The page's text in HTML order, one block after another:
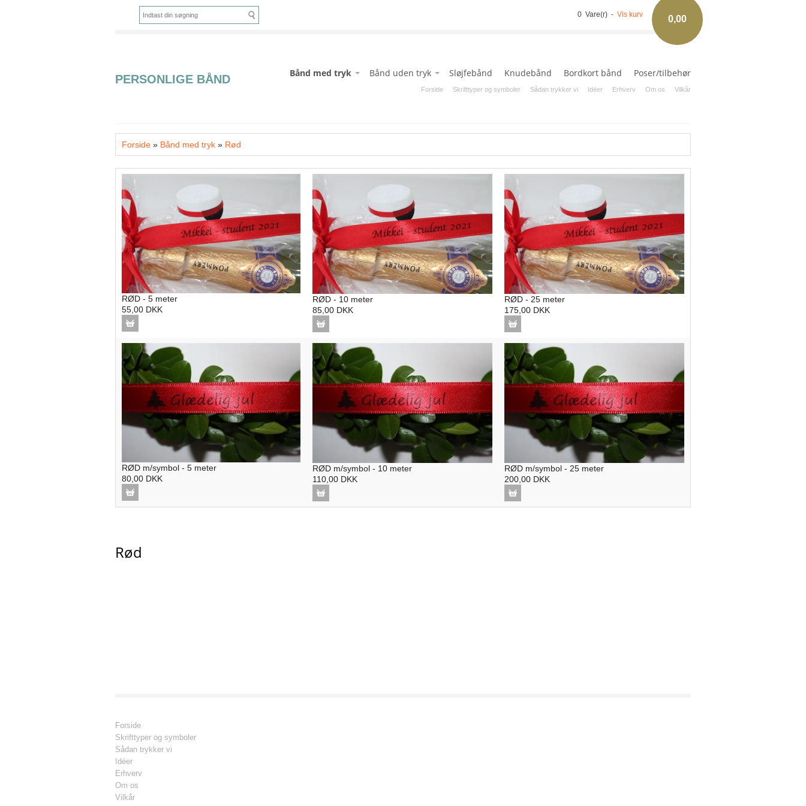
0 Vare(r) - Vis kurv 0,00
PERSONLIGE BÅND
Bånd med tryk
Kobber
Latte
Lime
Lys lilla
Lyseblå
Lyserød
Sølv
Turkis
Bånd uden tryk
Latte
Lime
Lys lilla
Lyseblå
Lyserød
Rød
Sand
Sort
Sølv
Turkis
Sløjfebånd Knudebånd Bordkort bånd Poser/tilbehør
Forside Skrifttyper og symboler Sådan trykker vi Idéer Erhverv Om os Vilkår
Forside» Bånd med tryk» Rød
RØD - 5 meter
55,00 DKK
RØD - 10 meter
85,00 DKK
RØD - 25 meter
175,00 DKK
RØD m/symbol - 5 meter
80,00 DKK
RØD m/symbol - 10 meter
110,00 DKK
RØD m/symbol - 25 meter
200,00 DKK
Rød
Forside
Skrifttyper og symboler
Sådan trykker vi
Idéer
Erhverv
Om os
Vilkår